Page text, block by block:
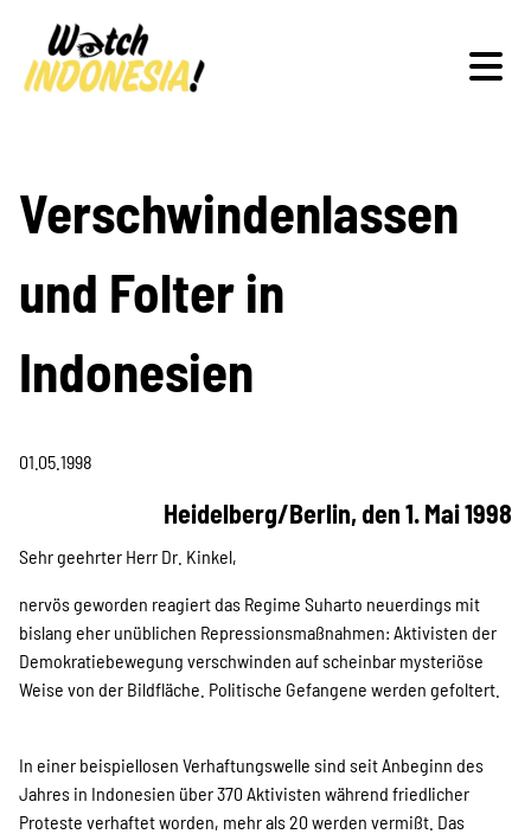
Schwerpunkte
Veranstaltungen
Projekte
Kampagne
Stellenangebote
Verschwindenlassen
und Folter in
Indonesien
01.05.1998
Heidelberg/Berlin, den 1. Mai 1998
Sehr geehrter Herr Dr. Kinkel,
nervös geworden reagiert das Regime Suharto neuerdings mit
bislang eher unüblichen Repressionsmaßnahmen: Aktivisten der
Demokratiebewegung verschwinden auf scheinbar mysteriöse
Weise von der Bildfläche. Politische Gefangene werden gefoltert.
In einer beispiellosen Verhaftungswelle sind seit Anbeginn des
Jahres in Indonesien über 370 Aktivisten während friedlicher
Proteste verhaftet worden, mehr als 20 werden vermißt. Das